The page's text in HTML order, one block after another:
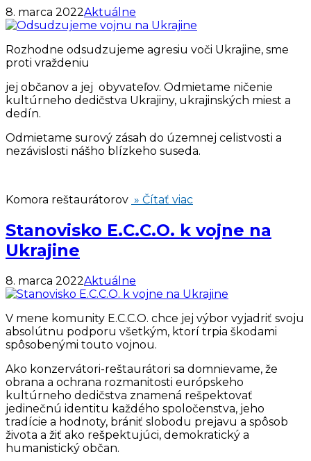
8. marca 2022Aktuálne
Rozhodne odsudzujeme agresiu voči Ukrajine, sme
proti vraždeniu
jej občanov a jej obyvateľov. Odmietame ničenie
kultúrneho dedičstva Ukrajiny, ukrajinských miest a
dedín.
Odmietame surový zásah do územnej celistvosti a
nezávislosti nášho blízkeho suseda.
Komora reštaurátorov » Čítať viac
Stanovisko E.C.C.O. k vojne na
Ukrajine
8. marca 2022Aktuálne
V mene komunity E.C.C.O. chce jej výbor vyjadriť svoju
absolútnu podporu všetkým, ktorí trpia škodami
spôsobenými touto vojnou.
Ako konzervátori-reštaurátori sa domnievame, že
obrana a ochrana rozmanitosti európskeho
kultúrneho dedičstva znamená rešpektovať
jedinečnú identitu každého spoločenstva, jeho
tradície a hodnoty, brániť slobodu prejavu a spôsob
života a žiť ako rešpektujúci, demokratický a
humanistický občan.